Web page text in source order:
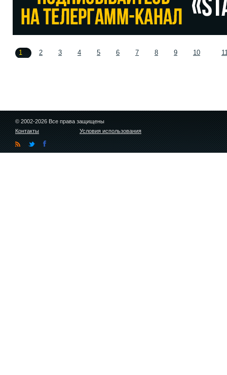
1 2 3 4 5 6 7 8 9 10
© 2002-2026 Все права защищены
Контакты
Условия использования